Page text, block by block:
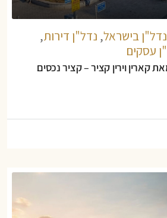
נדל"ן בישראל, נדל"ן דירות,
עסקים
קארין וירין קציר – קציר נכסים